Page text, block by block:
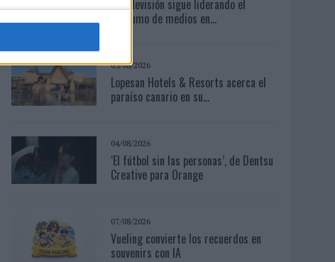
La televisión sigue liderando el
consumo de medios en...
05/08/2026
Lopesan Hotels & Resorts acerca el
paraíso canario en su...
04/08/2026
‘El fútbol sin las personas’, de Dentsu
Creative para Orange
07/08/2026
Vueling convierte los recuerdos en
souvenirs con IA